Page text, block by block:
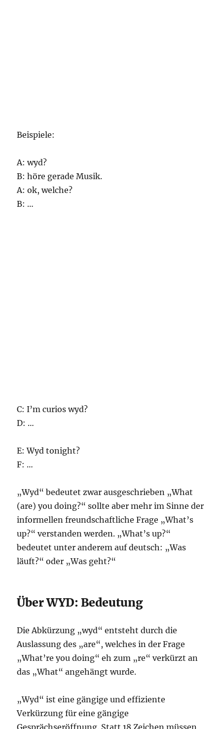
Beispiele:
A: wyd?
B: höre gerade Musik.
A: ok, welche?
B: …
C: I’m curios wyd?
D: …
E: Wyd tonight?
F: …
„Wyd“ bedeutet zwar ausgeschrieben „What
(are) you doing?“ sollte aber mehr im Sinne der
informellen freundschaftliche Frage „What’s
up?“ verstanden werden. „What’s up?“
bedeutet unter anderem auf deutsch: „Was
läuft?“ oder „Was geht?“
Über WYD: Bedeutung
Die Abkürzung „wyd“ entsteht durch die
Auslassung des „are“, welches in der Frage
„What’re you doing“ eh zum „re“ verkürzt an
das „What“ angehängt wurde.
„Wyd“ ist eine gängige und effiziente
Verkürzung für eine gängige
Gesprächseröffnung. Statt 18 Zeichen müssen